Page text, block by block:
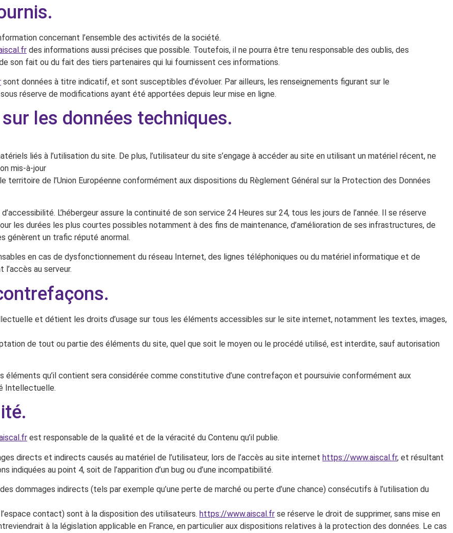
concernant l’ensemble des activités de la société.
des informations aussi précises que possible. Toutefois, il ne pourra être tenu responsable des oublis, des
son fait ou du fait des tiers partenaires qui lui fournissent ces informations.
sont données à titre indicatif, et sont susceptibles d’évoluer. Par ailleurs, les renseignements figurant sur le
réserve de modifications ayant été apportées depuis leur mise en ligne.
les données techniques.
liés à l’utilisation du site. De plus, l’utilisateur du site s’engage à accéder au site en utilisant un matériel récent, ne
mis-à-jour
territoire de l’Union Européenne conformément aux dispositions du Règlement Général sur la Protection des Données
L’hébergeur assure la continuité de son service 24 Heures sur 24, tous les jours de l’année. Il se réserve
les durées les plus courtes possibles notamment à des fins de maintenance, d’amélioration de ses infrastructures, de
génèrent un trafic réputé anormal.
en cas de dysfonctionnement du réseau Internet, des lignes téléphoniques ou du matériel informatique et de
au serveur.
et détient les droits d’usage sur tous les éléments accessibles sur le site internet, notamment les textes, images,
de tout ou partie des éléments du site, quel que soit le moyen ou le procédé utilisé, est interdite, sauf autorisation
éléments qu’il contient sera considérée comme constitutive d’une contrefaçon et poursuivie conformément aux
Intellectuelle.
est responsable de la qualité et de la véracité du Contenu qu’il publie.
directs et indirects causés au matériel de l’utilisateur, lors de l’accès au site internet https://www.aiscal.fr, et résultant
indiquées au point 4, soit de l’apparition d’un bug ou d’une incompatibilité.
dommages indirects (tels par exemple qu’une perte de marché ou perte d’une chance) consécutifs à l’utilisation du
contact) sont à la disposition des utilisateurs. https://www.aiscal.fr se réserve le droit de supprimer, sans mise en
à la législation applicable en France, en particulier aux dispositions relatives à la protection des données. Le cas